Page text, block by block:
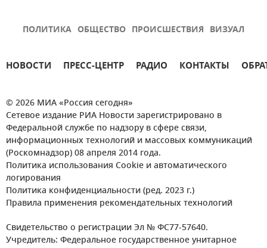
ПОЛИТИКА ОБЩЕСТВО ПРОИСШЕСТВИЯ ВИЗУАЛ
НОВОСТИ ПРЕСС-ЦЕНТР РАДИО КОНТАКТЫ
© 2026 МИА «Россия сегодня»
Сетевое издание РИА Новости зарегистрировано в
Федеральной службе по надзору в сфере связи,
информационных технологий и массовых коммуникаций
(Роскомнадзор) 08 апреля 2014 года.
Политика использования Cookie и автоматического
логирования
Политика конфиденциальности (ред. 2023 г.)
Правила применения рекомендательных технологий
Свидетельство о регистрации Эл № ФС77-57640.
Учредитель: Федеральное государственное унитарное